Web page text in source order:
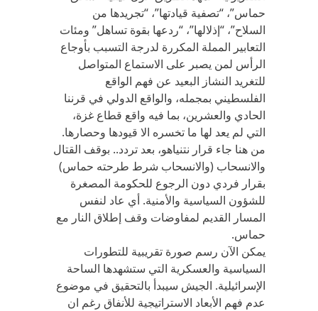
حماس”، “تصفية قيادتها”، “تجريدها من
السلاح”، “إذلالها”، “ردعها بقوة تساهل” ومئات
التعابير المملة المكررة لدرجة التسبب بأوجاع
الرأس لمن يصبر على الاستماع المتواصل
للتغريد النشاز البعيد عن فهم الواقع
الفلسطيني بمجمله، والواقع الدولي في قرننا
الحادي والعشرين، بما فيه واقع قطاع غزة،
التي لم يعد لها ما تخسره الا قيودها وحصارها.
من هنا جاء قرار نتنياهو، بعد تردد.. بوقف القتال
والانسحاب (والانسحاب شرط طرحته حماس)
بقرار فردي دون الرجوع للحكومة المصغرة
للشؤون السياسية والأمنية. أي عاد لنفس
المسار القديم لمفاوضات وقف إطلاق النار مع
حماس.
يمكن الآن رسم صورة تقريبية للتطورات
السياسية والعسكرية التي ستشهدها الساحة
الإسرائيلية. الجيش سيبدأ بالتحقيق في موضوع
عدم فهم الأبعاد الاستراتيجية للأنفاق رغم ان